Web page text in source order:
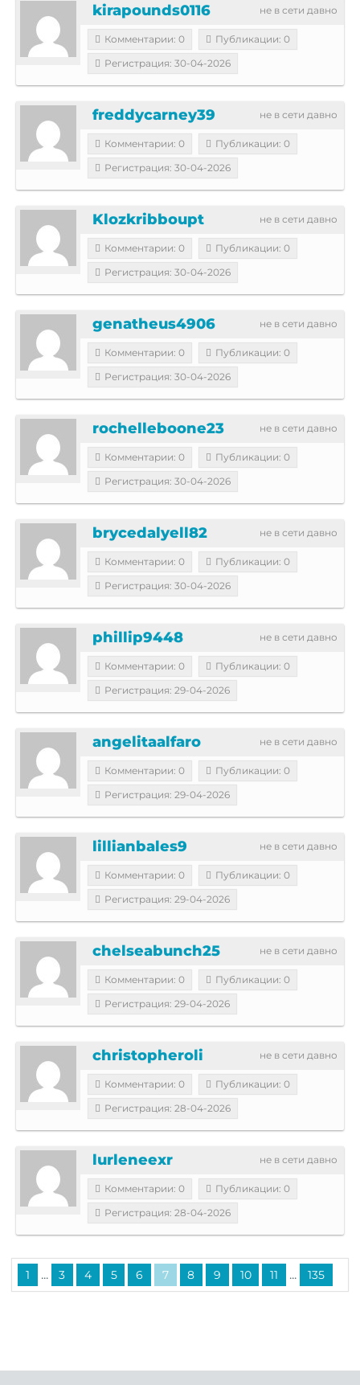
не в сети давно
kirapounds0116
Комментарии: 0
Публикации: 0
Регистрация: 30-04-2026
не в сети давно
freddycarney39
Комментарии: 0
Публикации: 0
Регистрация: 30-04-2026
не в сети давно
Klozkribboupt
Комментарии: 0
Публикации: 0
Регистрация: 30-04-2026
не в сети давно
genatheus4906
Комментарии: 0
Публикации: 0
Регистрация: 30-04-2026
не в сети давно
rochelleboone23
Комментарии: 0
Публикации: 0
Регистрация: 30-04-2026
не в сети давно
brycedalyell82
Комментарии: 0
Публикации: 0
Регистрация: 30-04-2026
не в сети давно
phillip9448
Комментарии: 0
Публикации: 0
Регистрация: 29-04-2026
не в сети давно
angelitaalfaro
Комментарии: 0
Публикации: 0
Регистрация: 29-04-2026
не в сети давно
lillianbales9
Комментарии: 0
Публикации: 0
Регистрация: 29-04-2026
не в сети давно
chelseabunch25
Комментарии: 0
Публикации: 0
Регистрация: 29-04-2026
не в сети давно
christopheroli
Комментарии: 0
Публикации: 0
Регистрация: 28-04-2026
не в сети давно
lurleneexr
Комментарии: 0
Публикации: 0
Регистрация: 28-04-2026
1 ... 3 4 5 6 7 8 9 10 11 ... 135